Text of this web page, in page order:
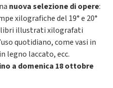
nuova selezione di opere:
xilografiche del 19° e 20°
libri illustrati xilografati
quotidiano, come vasi in
legno laccato, ecc.
a domenica 18 ottobre